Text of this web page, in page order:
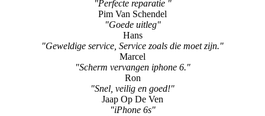
"Geweldige service, Service zoals die moet zijn."
Marcel
"Scherm vervangen iphone 6."
Ron
"Snel, veilig en goed!"
Jaap Op De Ven
"iPhone 6s"
Remi Linssen
"Snel en goed geholpen!"
Maarten Leeters